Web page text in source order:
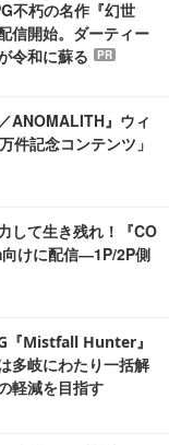
不朽の名作『幻世
信開始。ダーティー
令和に蘇る
PR
ANOMALITH』ウィ
件記念コンテンツ」
して生き残れ！『CO
けに配信―1P/2P側
『Mistfall Hunter』
多岐にわたり一括解
軽減を目指す